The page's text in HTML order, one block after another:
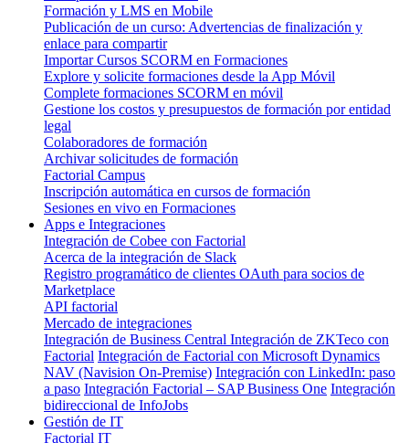
Formación y LMS en Mobile
Publicación de un curso: Advertencias de finalización y
enlace para compartir
Importar Cursos SCORM en Formaciones
Explore y solicite formaciones desde la App Móvil
Complete formaciones SCORM en móvil
Gestione los costos y presupuestos de formación por entidad
legal
Colaboradores de formación
Archivar solicitudes de formación
Factorial Campus
Inscripción automática en cursos de formación
Sesiones en vivo en Formaciones
Apps e Integraciones
Integración de Cobee con Factorial
Acerca de la integración de Slack
Registro programático de clientes OAuth para socios de
Marketplace
API factorial
Mercado de integraciones
Integración de Business Central Integración de ZKTeco con
Factorial Integración de Factorial con Microsoft Dynamics
NAV (Navision On-Premise) Integración con LinkedIn: paso
a paso Integración Factorial – SAP Business One Integración
bidireccional de InfoJobs
Gestión de IT
Factorial IT